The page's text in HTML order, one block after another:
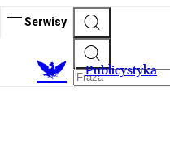
Serwisy
Publicystyka